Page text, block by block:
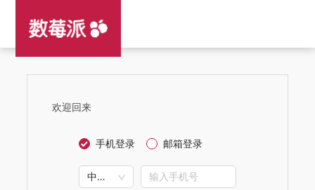
欢迎回来
手机登录 邮箱登录
中国大陆+86